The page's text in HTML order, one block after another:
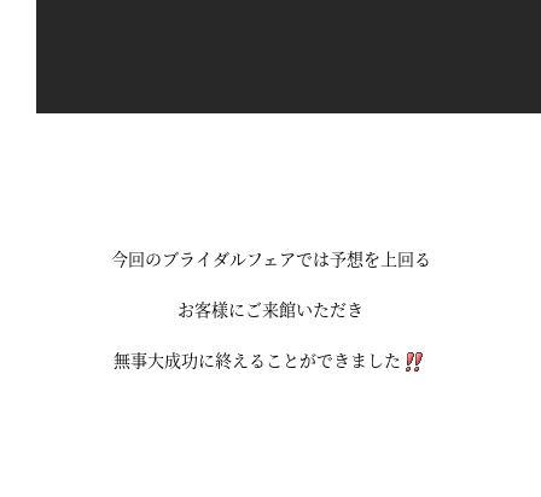
今回のブライダルフェアでは予想を上回る
お客様にご来館いただき
無事大成功に終えることができました